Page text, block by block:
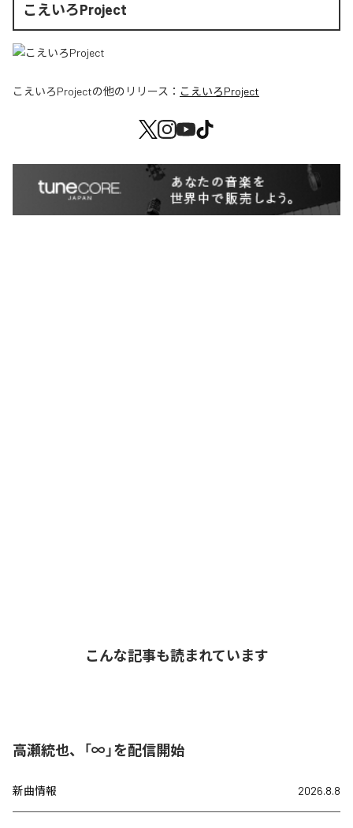
こえいろProject
こえいろProjectの他のリリース： こえいろProject
こんな記事も読まれています
高瀬統也、「∞」を配信開始
新曲情報 2026.8.8